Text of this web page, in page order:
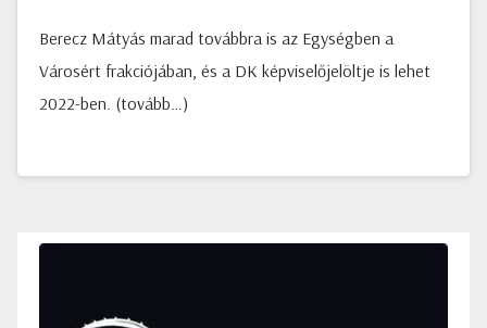
Berecz Mátyás marad továbbra is az Egységben a
Városért frakciójában, és a DK képviselőjelöltje is lehet
2022-ben. (tovább…)